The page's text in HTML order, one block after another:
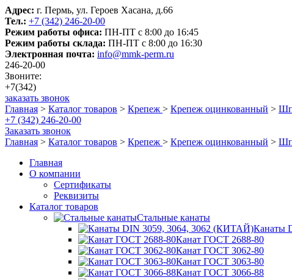
Адрес: г. Пермь, ул. Героев Хасана, д.66
Тел.: +7 (342) 246-20-00
Режим работы офиса: ПН-ПТ с 8:00 до 16:45
Режим работы склада: ПН-ПТ с 8:00 до 16:30
Электронная почта: info@mmk-perm.ru
246-20-00
Звоните:
+7(342)
заказать звонок
Главная > Каталог товаров > Крепеж > Крепеж оцинкованный >
+7 (342) 246-20-00
Заказать звонок
Главная > Каталог товаров > Крепеж > Крепеж оцинкованный >
Главная
О компании
Сертификаты
Реквизиты
Каталог товаров
Стальные канаты
Канаты
Канат ГОСТ 2688-80
Канат ГОСТ 3062-80
Канат ГОСТ 3063-80
Канат ГОСТ 3066-88